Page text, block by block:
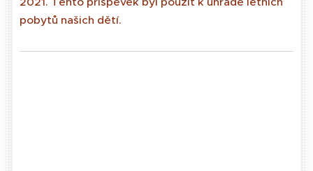
pobytů našich dětí.